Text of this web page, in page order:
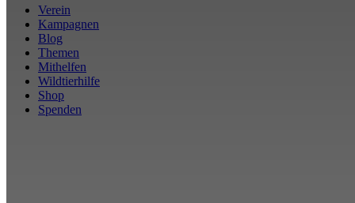
Verein
Kampagnen
Blog
Themen
Mithelfen
Wildtierhilfe
Shop
Spenden